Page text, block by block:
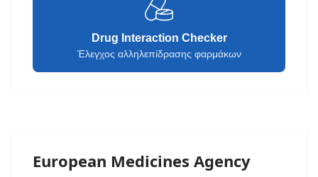
Drug Interaction Checker
Έλεγχος αλληλεπίδρασης φαρμάκων
European Medicines Agency